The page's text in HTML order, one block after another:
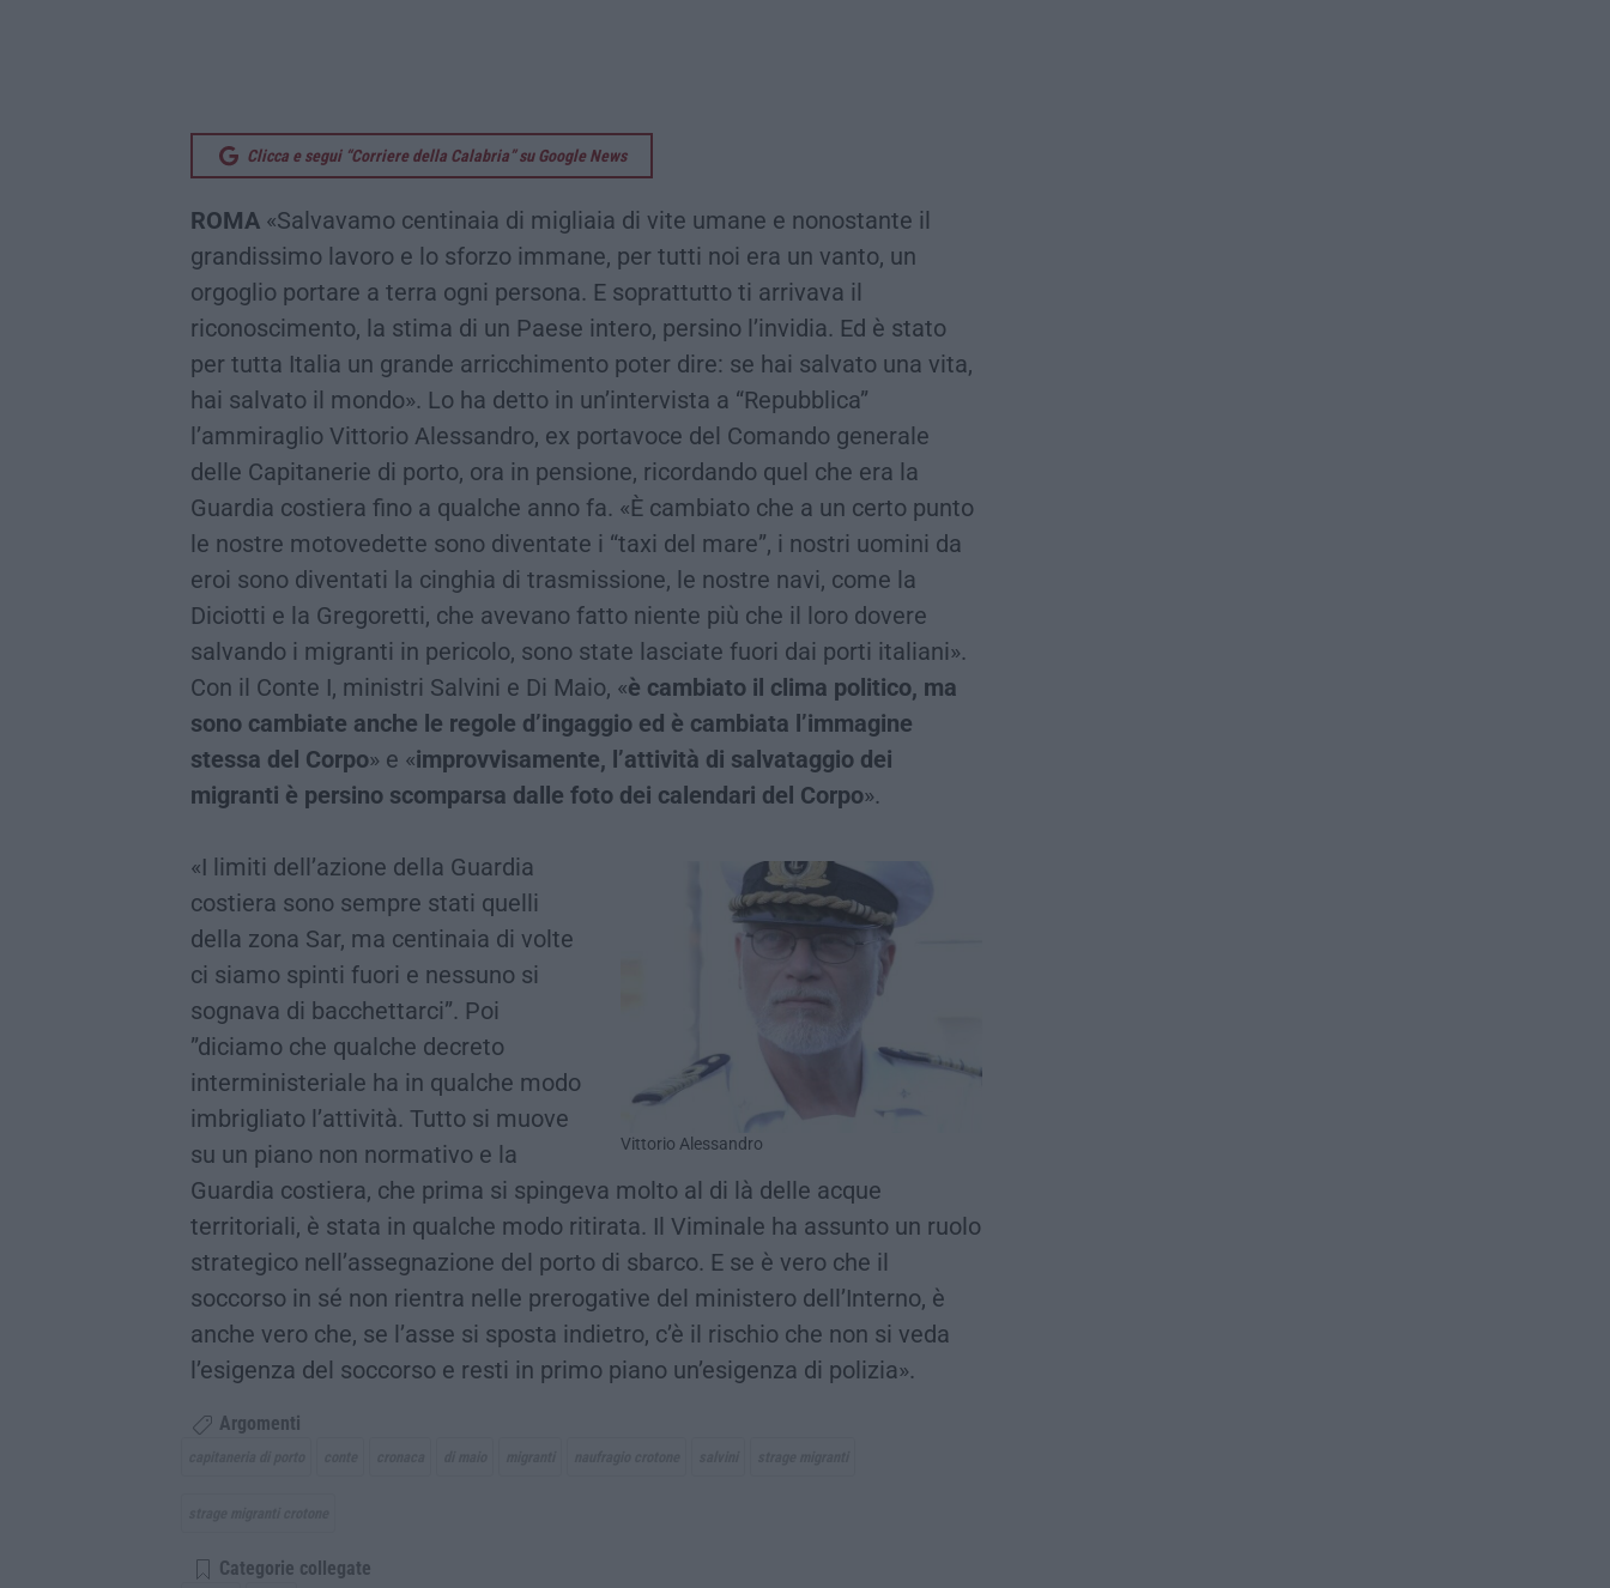
Clicca e segui “Corriere della Calabria” su Google News
ROMA «Salvavamo centinaia di migliaia di vite umane e nonostante il
grandissimo lavoro e lo sforzo immane, per tutti noi era un vanto, un
orgoglio portare a terra ogni persona. E soprattutto ti arrivava il
riconoscimento, la stima di un Paese intero, persino l’invidia. Ed è stato
per tutta Italia un grande arricchimento poter dire: se hai salvato una vita,
hai salvato il mondo». Lo ha detto in un’intervista a “Repubblica”
l’ammiraglio Vittorio Alessandro, ex portavoce del Comando generale
delle Capitanerie di porto, ora in pensione, ricordando quel che era la
Guardia costiera fino a qualche anno fa. «È cambiato che a un certo punto
le nostre motovedette sono diventate i “taxi del mare”, i nostri uomini da
eroi sono diventati la cinghia di trasmissione, le nostre navi, come la
Diciotti e la Gregoretti, che avevano fatto niente più che il loro dovere
salvando i migranti in pericolo, sono state lasciate fuori dai porti italiani».
Con il Conte I, ministri Salvini e Di Maio, «è cambiato il clima politico, ma
sono cambiate anche le regole d’ingaggio ed è cambiata l’immagine
stessa del Corpo» e «improvvisamente, l’attività di salvataggio dei
migranti è persino scomparsa dalle foto dei calendari del Corpo».
Vittorio Alessandro
«I limiti dell’azione della Guardia
costiera sono sempre stati quelli
della zona Sar, ma centinaia di volte
ci siamo spinti fuori e nessuno si
sognava di bacchettarci”. Poi
”diciamo che qualche decreto
interministeriale ha in qualche modo
imbrigliato l’attività. Tutto si muove
su un piano non normativo e la
Guardia costiera, che prima si spingeva molto al di là delle acque
territoriali, è stata in qualche modo ritirata. Il Viminale ha assunto un ruolo
strategico nell’assegnazione del porto di sbarco. E se è vero che il
soccorso in sé non rientra nelle prerogative del ministero dell’Interno, è
anche vero che, se l’asse si sposta indietro, c’è il rischio che non si veda
l’esigenza del soccorso e resti in primo piano un’esigenza di polizia».
Argomenti
Categorie collegate